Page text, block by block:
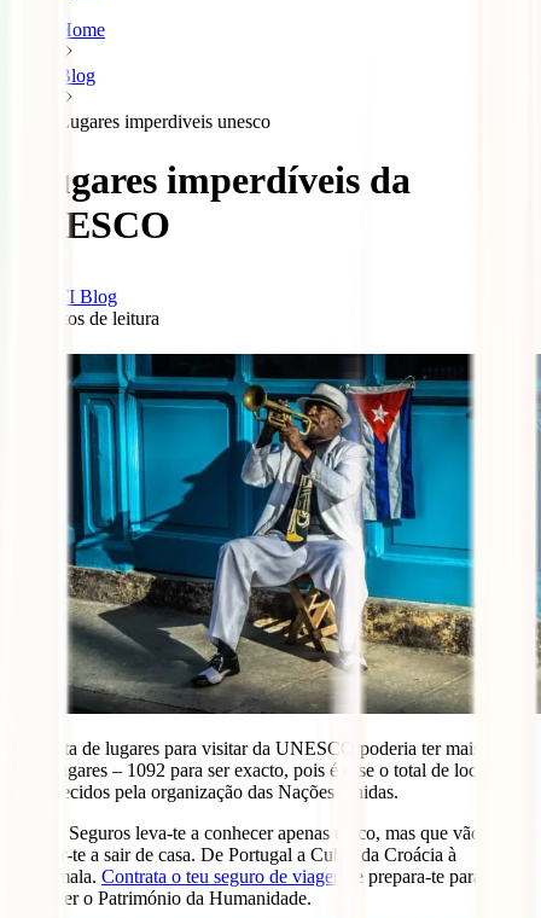
Home
Blog
Lugares imperdiveis unesco
5 lugares imperdíveis da
UNESCO
IATI Blog
minutos de leitura
Esta lista de lugares para visitar da UNESCO poderia ter mais de
1000 lugares – 1092 para ser exacto, pois é esse o total de locais
reconhecidos pela organização das Nações Unidas.
A IATI Seguros leva-te a conhecer apenas cinco, mas que vão
inspirar-te a sair de casa. De Portugal a Cuba, da Croácia à
Guatemala. Contrata o teu seguro de viagens
e prepara-te para
conhecer o Património da Humanidade.